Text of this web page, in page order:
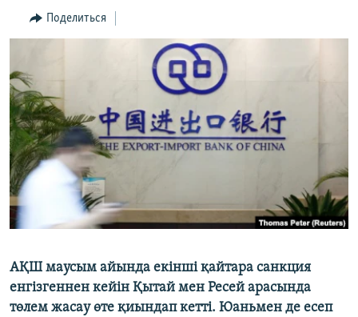
Вернутся
МИГРАНТ МЕДИА
Поделиться
АҚШ маусым айында екінші қайтара санкция
енгізгеннен кейін Қытай мен Ресей арасында
төлем жасау өте қиындап кетті. Юаньмен де есеп